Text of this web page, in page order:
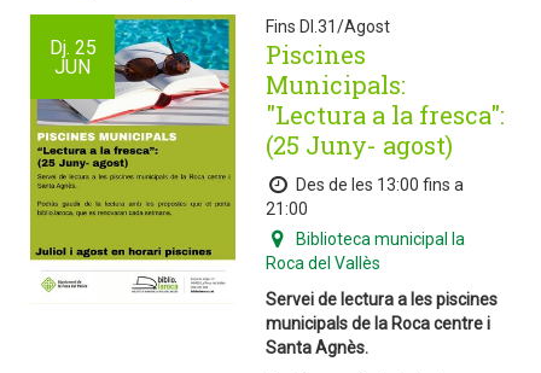
Dj. 25
JUN
Fins Dl.31/Agost
Piscines
Municipals:
"Lectura a la fresca":
(25 Juny- agost)
Des de les 13:00 fins a
21:00
Biblioteca municipal la
Roca del Vallès
Servei de lectura a les piscines
municipals de la Roca centre i
Santa Agnès.